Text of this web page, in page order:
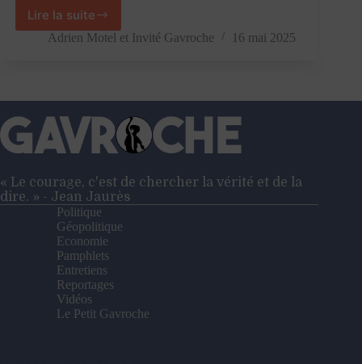
Lire la suite
La
représentation
sexe
pour
une
classe
défaillante
Adrien Motel et Invité Gavroche 16 mai 2025
« Le courage, c'est de chercher la vérité et de la
dire. » - Jean Jaurès
Politique
Géopolitique
Economie
Pamphlets
Entretiens
Reportages
Vidéos
Le Petit Gavroche